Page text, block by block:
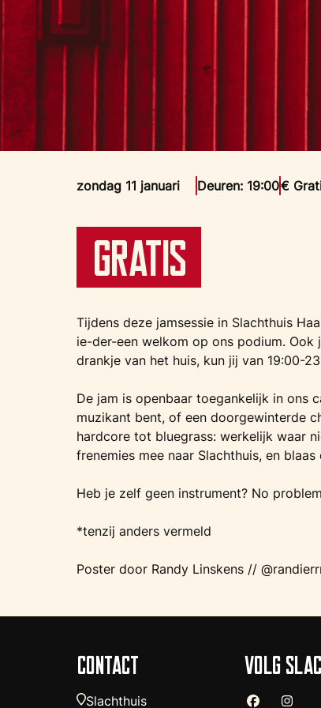
zondag 11 januari Deuren: 19:00€
Gratis
Tijdens deze jamsessie in Slachthuis
ie-der-een welkom op ons podium.
drankje van het huis, kun jij van 19:00-
De jam is openbaar toegankelijk in ons
muzikant bent, of een doorgewinterde
hardcore tot bluegrass: werkelijk waar
frenemies mee naar Slachthuis, en blaas
Heb je zelf geen instrument? No
*tenzij anders vermeld
Poster door Randy Linskens //
CONTACT
Slachthuis
VOLG